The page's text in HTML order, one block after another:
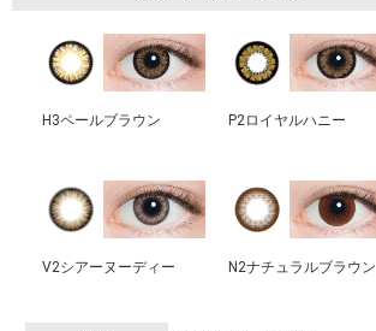
H3ペールブラウン P2ロイヤルハニー
V2シアーヌーディー N2ナチュラルブラウン